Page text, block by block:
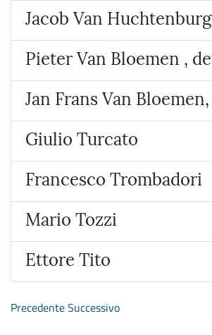
Jacob Van Huchtenburg
Giulio Turcato
Francesco Trombadori
Mario Tozzi
Ettore Tito
PrecedenteSuccessivo